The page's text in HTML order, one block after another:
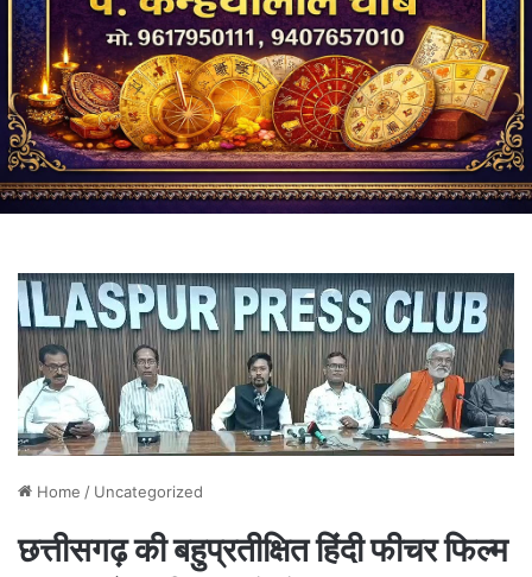
Home / Uncategorized
छत्तीसगढ़ की बहुप्रतीक्षित हिंदी फीचर फिल्म